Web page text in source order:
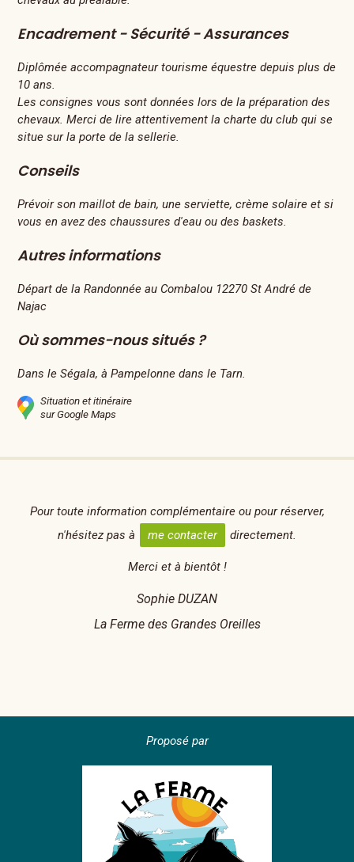
Encadrement - Sécurité - Assurances
Diplômée accompagnateur tourisme équestre depuis plus de
10 ans.
Les consignes vous sont données lors de la préparation des
chevaux. Merci de lire attentivement la charte du club qui se
situe sur la porte de la sellerie.
Conseils
Prévoir son maillot de bain, une serviette, crème solaire et si
vous en avez des chaussures d'eau ou des baskets.
Autres informations
Départ de la Randonnée au Combalou 12270 St André de
Najac
Où sommes-nous situés ?
Dans le Ségala, à Pampelonne dans le Tarn.
Situation et itinéraire
sur Google Maps
Pour toute information complémentaire ou pour réserver,
n'hésitez pas à
me contacter directement.
Merci et à bientôt !
Sophie DUZAN
La Ferme des Grandes Oreilles
Proposé par